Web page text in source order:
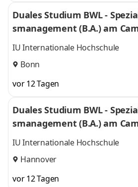
Duales Studium BWL -
smanagement (B.A.) am
l
IU Internationale Hochschule
Bonn
vor 12 Tagen
Duales Studium BWL -
smanagement (B.A.) am
l
IU Internationale Hochschule
Hannover
vor 12 Tagen